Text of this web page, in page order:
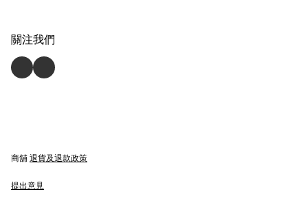
關注我們
商舖 退貨及退款政策
提出意見